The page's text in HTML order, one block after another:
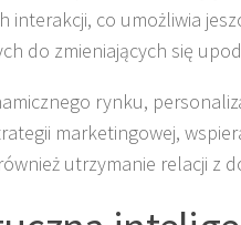
interakcji, co umożliwia
do zmieniających się
rynku,
marketingowej,
utrzymanie relacji z